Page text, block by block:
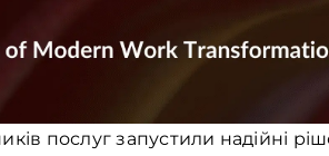
послуг запустили надійні